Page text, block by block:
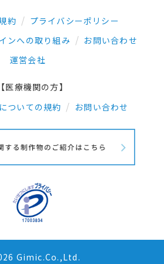
約
プライバシーポリシー
ンへの取り組み
お問い合わせ
運営会社
【医療機関の方】
ついての規約
お問い合わせ
Gimic.Co.,Ltd.